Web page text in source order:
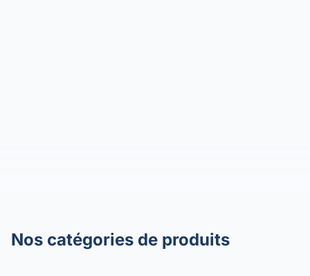
Nos catégories de produits